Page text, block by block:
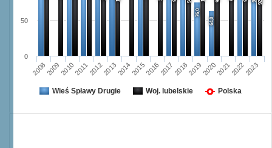
76,0
64,0
2008200920102011201220132014201520162017201820192020202120222023
0
50
Wieś Spławy Drugie Woj. lubelskie Polska